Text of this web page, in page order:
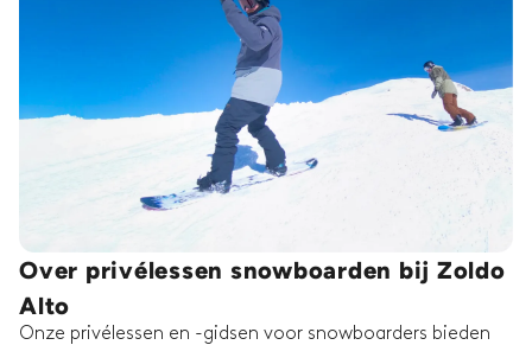
Over privélessen snowboarden bij Zoldo
Alto
Onze privélessen en -gidsen voor snowboarders bieden